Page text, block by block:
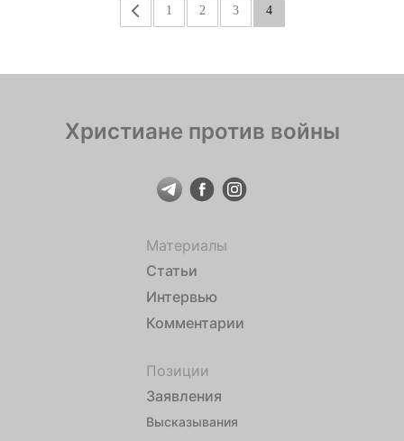
« 1 2 3 4
Христиане против войны
Материалы
Статьи
Интервью
Комментарии
Позиции
Заявления
Высказывания